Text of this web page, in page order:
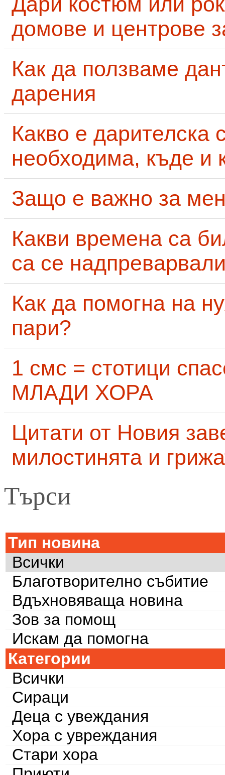
домове и центрове
Как да ползваме
дарения
Какво е дарителска
необходима, къде и
Защо е важно за
Какви времена са
са се
Как да помогна на
пари?
1 смс = стотици
МЛАДИ ХОРА
Цитати от Новия
милостинята и
Търси
Тип новина
Всички
Благотворително събитие
Вдъхновяваща новина
Зов за помощ
Искам да помогна
Категории
Всички
Сираци
Деца с увеждания
Хора с увреждания
Стари хора